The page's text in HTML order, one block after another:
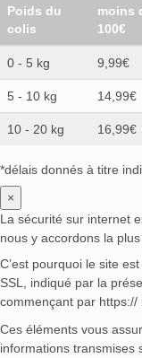
Poids du
colis
moins
100€
0 - 5 kg 9,99€
5 - 10 kg 14,99€
10 - 20 kg 16,99€
*délais donnés à titre
×
La sécurité sur internet
nous y accordons la
C’est pourquoi le site
SSL, indiqué par la
commençant par https://
Ces éléments vous
informations transmises